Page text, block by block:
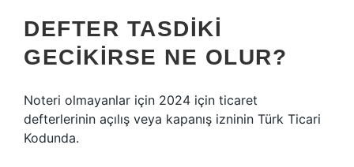
DEFTER TASDIKI
GECIKIRSE NE OLUR?
Noteri olmayanlar için 2024 için ticaret
defterlerinin açılış veya kapanış izninin Türk Ticari
Kodunda.